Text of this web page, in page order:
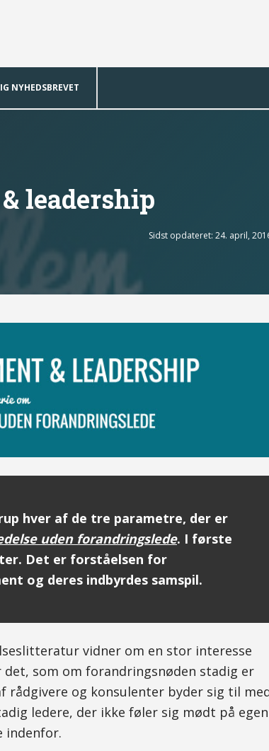
NYHEDSBREVET
leadership
Sidst opdateret: 24. april,
hver af de tre parametre, der er
uden forandringslede. I første
Det er forståelsen for
og deres indbyrdes samspil.
vidner om en stor interesse
som om forandringsnøden stadig er
og konsulenter byder sig til
ledere, der ikke føler sig mødt på egen
indenfor.